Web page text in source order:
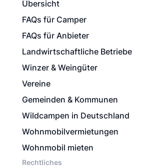
Übersicht
FAQs für Camper
FAQs für Anbieter
Landwirtschaftliche Betriebe
Winzer & Weingüter
Vereine
Gemeinden & Kommunen
Wildcampen in Deutschland
Wohnmobilvermietungen
Wohnmobil mieten
Rechtliches